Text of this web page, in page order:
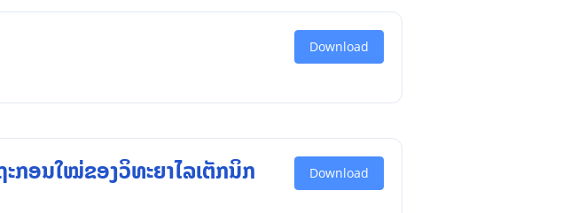
Download
ກອນໃໝ່ຂອງວິທະຍາໄລເຕັກນິກ
Download